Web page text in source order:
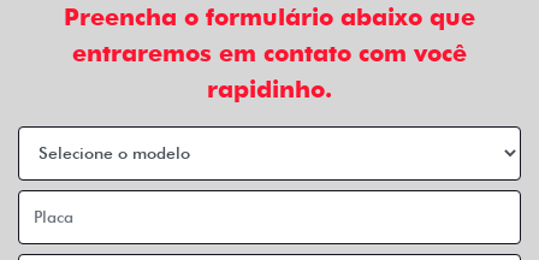
Preencha o formulário abaixo que
entraremos em contato com você
rapidinho.